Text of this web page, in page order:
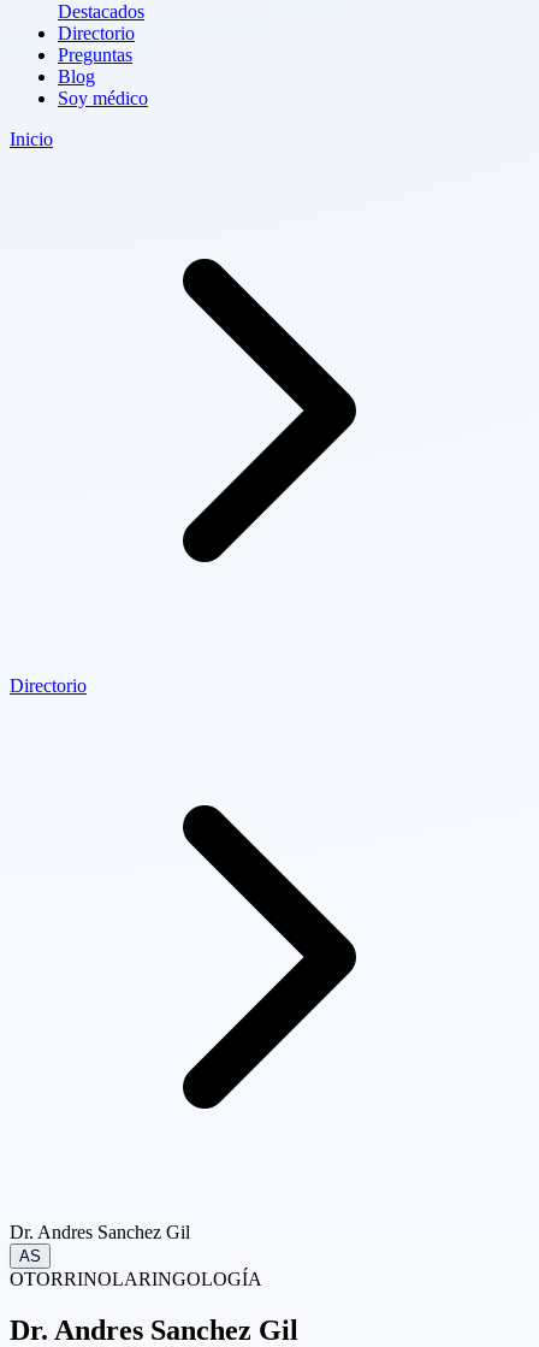
Destacados
Directorio
Preguntas
Blog
Soy médico
Inicio
Directorio
Dr. Andres Sanchez Gil
AS
OTORRINOLARINGOLOGÍA
Dr. Andres Sanchez Gil